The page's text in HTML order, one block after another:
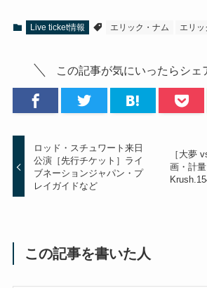
Live ticket情報 エリック・ナム エリ
この記事が気にいったらシェ
ロッド・スチュワート来日
公演［先行チケット］ライ
ブネーションジャパン・プ
レイガイドなど
［大夢
画・計
この記事を書いた人